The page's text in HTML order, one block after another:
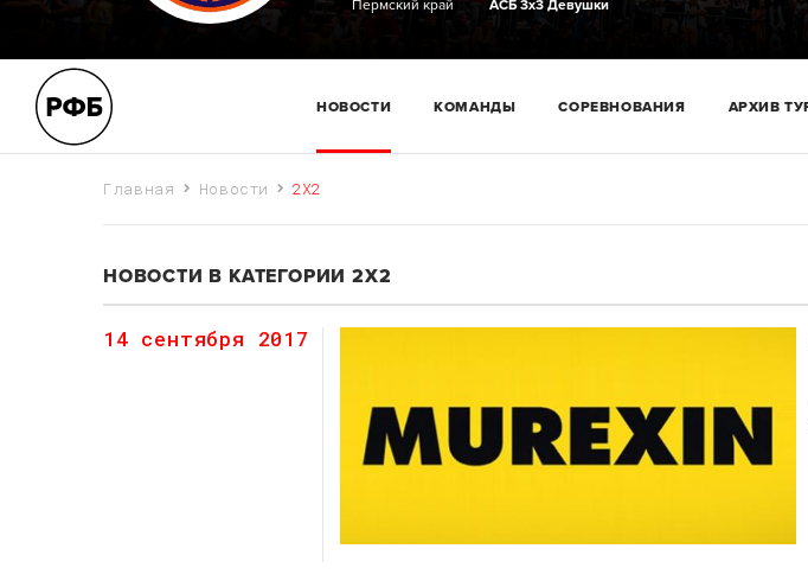
Пермский край
АСБ 3х3 Девушки
НОВОСТИ КОМАНДЫ СОРЕВНОВАНИЯ АРХИВ
Главная Новости 2X2
НОВОСТИ В КАТЕГОРИИ 2X2
14 сентября 2017